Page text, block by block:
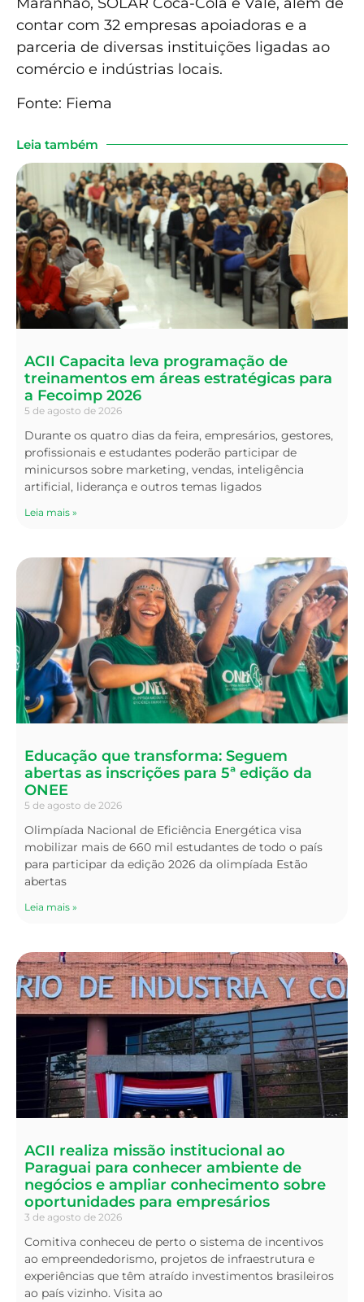
Maranhão, SOLAR Coca-Cola e Vale, além de
contar com 32 empresas apoiadoras e a
parceria de diversas instituições ligadas ao
comércio e indústrias locais.
Fonte: Fiema
Leia também
ACII Capacita leva programação de
treinamentos em áreas estratégicas para
a Fecoimp 2026
5 de agosto de 2026
Durante os quatro dias da feira, empresários, gestores,
profissionais e estudantes poderão participar de
minicursos sobre marketing, vendas, inteligência
artificial, liderança e outros temas ligados
Leia mais »
Educação que transforma: Seguem
abertas as inscrições para 5ª edição da
ONEE
5 de agosto de 2026
Olimpíada Nacional de Eficiência Energética visa
mobilizar mais de 660 mil estudantes de todo o país
para participar da edição 2026 da olimpíada Estão
abertas
Leia mais »
ACII realiza missão institucional ao
Paraguai para conhecer ambiente de
negócios e ampliar conhecimento sobre
oportunidades para empresários
3 de agosto de 2026
Comitiva conheceu de perto o sistema de incentivos
ao empreendedorismo, projetos de infraestrutura e
experiências que têm atraído investimentos brasileiros
ao país vizinho. Visita ao